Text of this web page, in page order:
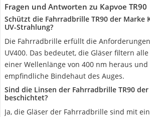
Fragen und Antworten zu Kapvoe TR90
Schützt die Fahrradbrille TR90 der Marke
UV-Strahlung?
Die Fahrradbrille erfüllt die
UV400. Das bedeutet, die Gläser filtern
einer Wellenlänge von 400 nm heraus
empfindliche Bindehaut des Auges.
Sind die Linsen der Fahrradbrille TR90
beschichtet?
Ja, die Gläser der Fahrradbrille sind mit